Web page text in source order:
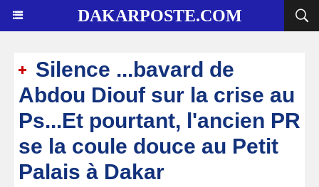
DAKARPOSTE.COM
Silence ...bavard de
Abdou Diouf sur la crise au
Ps...Et pourtant, l'ancien PR
se la coule douce au Petit
Palais à Dakar